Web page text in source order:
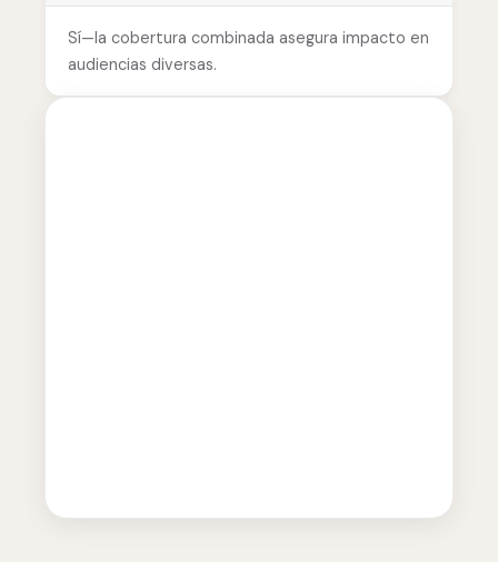
Sí—la cobertura combinada asegura impacto en
audiencias diversas.